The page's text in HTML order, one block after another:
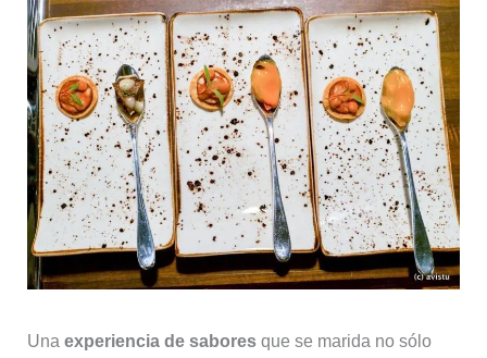
Una experiencia de saboresque se marida no sólo